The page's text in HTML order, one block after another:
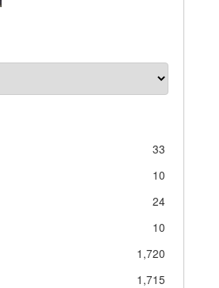
33
10
24
10
1,720
1,715